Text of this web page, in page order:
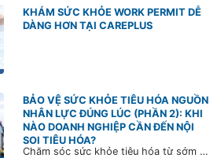
KHÁM SỨC KHỎE WORK PERMIT DỄ
DÀNG HƠN TẠI CAREPLUS
BẢO VỆ SỨC KHỎE TIÊU HÓA NGUỒN
NHÂN LỰC ĐÚNG LÚC (PHẦN 2): KHI
NÀO DOANH NGHIỆP CẦN ĐẾN NỘI
SOI TIÊU HÓA?
Chăm sóc sức khỏe tiêu hóa từ sớm không chỉ giúp phát hiện bệnh kịp thời mà còn góp phần xây dựng đội ngũ khỏe mạnh, ổn định và gắn bó lâu dài. CarePlus sẵn sàng đồng hành cùng doanh nghiệp trong việc thiết kế chương trình chăm sóc sức khỏe phù hợp theo từng nhân sự, nhằm tối ưu hiệu quả đầu tư phúc lợi và phát triển nguồn nhân lực bền vững.